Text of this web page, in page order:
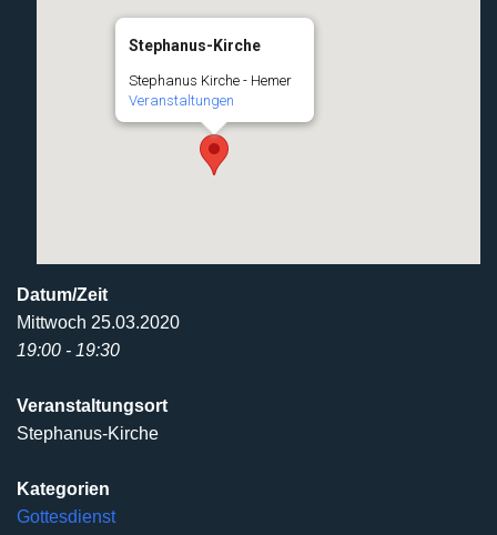
Stephanus-Kirche
Stephanus Kirche - Hemer
Veranstaltungen
Datum/Zeit
Mittwoch 25.03.2020
19:00 - 19:30
Veranstaltungsort
Stephanus-Kirche
Kategorien
Gottesdienst